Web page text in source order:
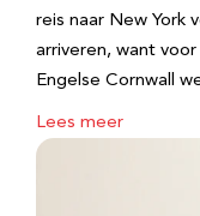
reis naar New York
arriveren, want voor
Engelse Cornwall
Lees meer